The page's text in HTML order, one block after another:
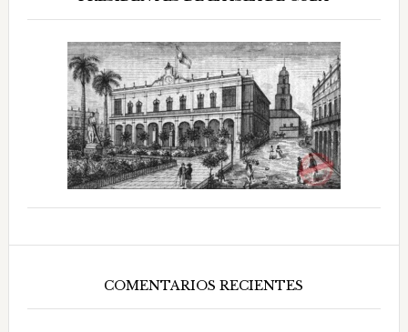
COMENTARIOS RECIENTES